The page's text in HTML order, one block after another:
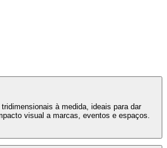
à medida, ideais para dar
visual a marcas, eventos e espaços.